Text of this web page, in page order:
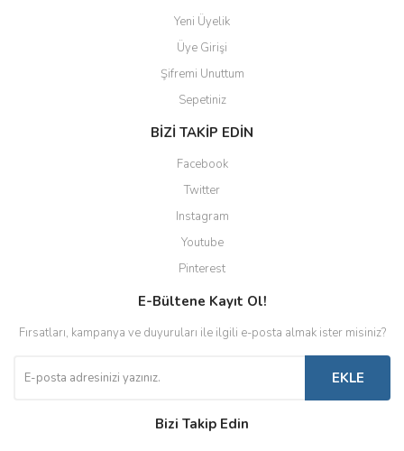
Yeni Üyelik
Üye Girişi
Şifremi Unuttum
Sepetiniz
BİZİ TAKİP EDİN
Facebook
Twitter
Instagram
Youtube
Pinterest
E-Bültene Kayıt Ol!
Fırsatları, kampanya ve duyuruları ile ilgili e-posta almak ister misiniz?
EKLE
Bizi Takip Edin